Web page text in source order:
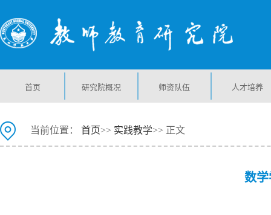
首页 研究院概况 师资队伍 人才培养
当前位置： 首页>> 实践教学>> 正文
数学